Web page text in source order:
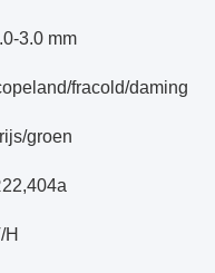
3.0 mm
fracold/daming
groen
H